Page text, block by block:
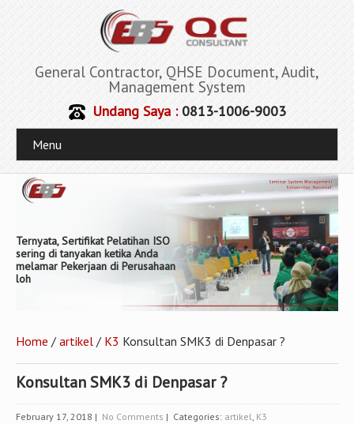
General Contractor, QHSE Document, Audit,
Management System
Undang Saya :0813-1006-9003
Menu
Ternyata, Sertifikat Pelatihan ISO
sering di tanyakan ketika Anda
melamar Pekerjaan di Perusahaan
loh
Home / artikel / K3 Konsultan SMK3 di Denpasar ?
Konsultan SMK3 di Denpasar ?
February 17, 2018 | No Comments | Categories: artikel, K3